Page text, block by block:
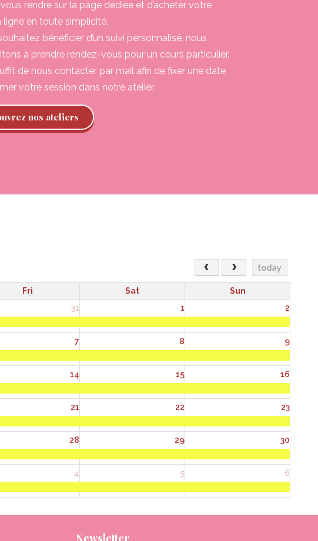
rendre sur la page dédiée et d’acheter votre
ligne en toute simplicité.
bénéficier d’un suivi personnalisé, nous
à prendre rendez-vous pour un cours particulier.
de nous contacter par mail afin de fixer une date
votre session dans notre atelier.
nos ateliers
today
Fri Sat
Sun
31 1 2
7 8 9
14 15 16
21 22 23
28 29 30
4 5 6
Newsletter